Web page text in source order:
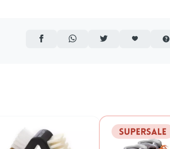
AUF FACEBOOK TEILEN
ÜBER WHATSAPP TEILEN
AUF TWITTER TEILEN
ARTIKEL AUF